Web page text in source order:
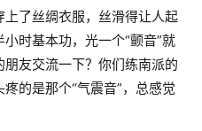
了丝绸衣服，丝滑得让人起
时基本功，光一个“颤音”就
友交流一下？你们练南派的
的是那个“气震音”，总感觉